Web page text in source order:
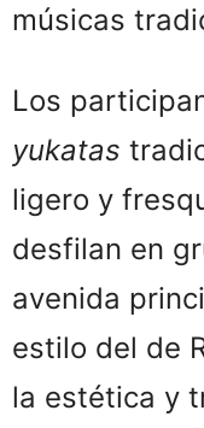
músicas
Los
yukatas
ligero y
desfilan en
avenida
estilo del de
la estética y